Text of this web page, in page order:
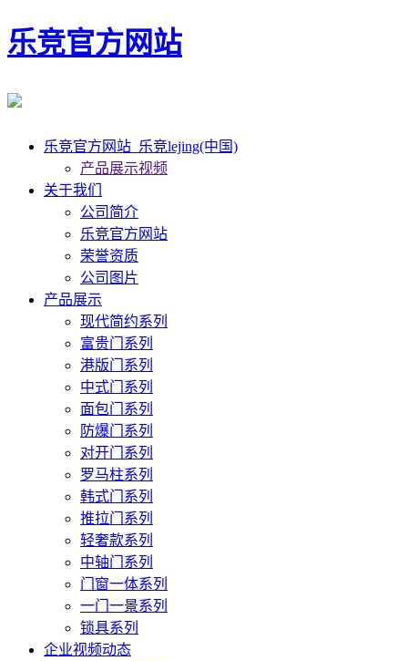
乐竞官方网站
乐竞官方网站_乐竞lejing(中国)
产品展示视频
关于我们
公司简介
乐竞官方网站
荣誉资质
公司图片
产品展示
现代简约系列
富贵门系列
港版门系列
中式门系列
面包门系列
防爆门系列
对开门系列
罗马柱系列
韩式门系列
推拉门系列
轻奢款系列
中轴门系列
门窗一体系列
一门一景系列
锁具系列
企业视频动态